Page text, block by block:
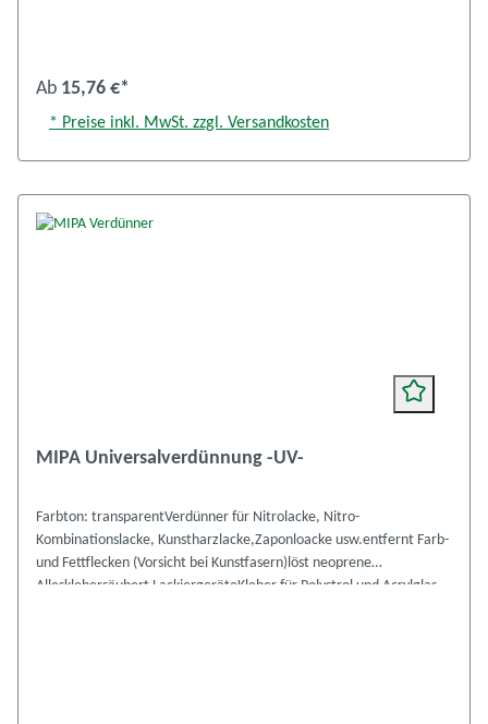
Ab 15,76 €*
* Preise inkl. MwSt. zzgl. Versandkosten
MIPA Universalverdünnung -UV-
Farbton: transparentVerdünner für Nitrolacke, Nitro-
Kombinationslacke, Kunstharzlacke,Zaponloacke usw.entfernt Farb-
und Fettflecken (Vorsicht bei Kunstfasern)löst neoprene
Allesklebersäubert LackiergeräteKleber für Polystrol und Acrylglas